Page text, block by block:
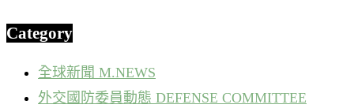
Category
全球新聞 M.NEWS
外交國防委員動態 DEFENSE COMMITTEE